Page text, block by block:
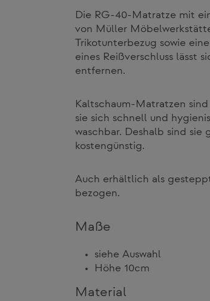
Die RG-40-Matratze mit
von Müller
Trikotunterbezug sowie
eines Reißverschluss lässt
entfernen.
Kaltschaum-Matratzen
sie sich schnell und
waschbar. Deshalb sind
kostengünstig.
Auch erhältlich als
bezogen.
Maße
siehe Auswahl
Höhe 10cm
Material